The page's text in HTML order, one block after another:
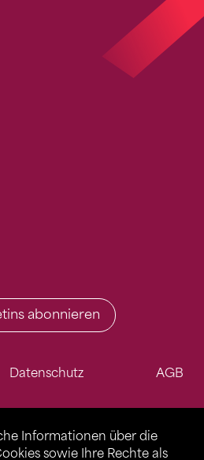
Informationen über die
sowie Ihre Rechte als
abonnieren
Datenschutz AGB